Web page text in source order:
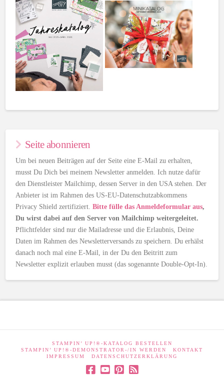
Seite abonnieren
Um bei neuen Beiträgen auf der Seite eine E-Mail zu erhalten,
musst Du Dich bei meinem Newsletter anmelden. Ich nutze dafür
den Dienstleister Mailchimp, dessen Server in den USA stehen. Der
Anbieter ist im Rahmen des US-EU-Datenschutzabkommens
Privacy Shield zertifiziert.Bitte fülle das Anmeldeformular aus,
Du wirst dabei auf den Server von Mailchimp weitergeleitet.
Pflichtfelder sind nur die Mailadresse und die Erlaubnis, Deine
Daten im Rahmen des Newsletterversands zu speichern. Du erhälst
danach noch mal eine E-Mail, in der Du den Beitritt zum
Newsletter explizit erlauben musst (das sogenannte Double-Opt-In).
STAMPIN’ UP!®-KATALOG BESTELLEN
STAMPIN’ UP!®-DEMONSTRATOR-/IN WERDEN
KONTAKT
IMPRESSUM
DATENSCHUTZERKLÄRUNG